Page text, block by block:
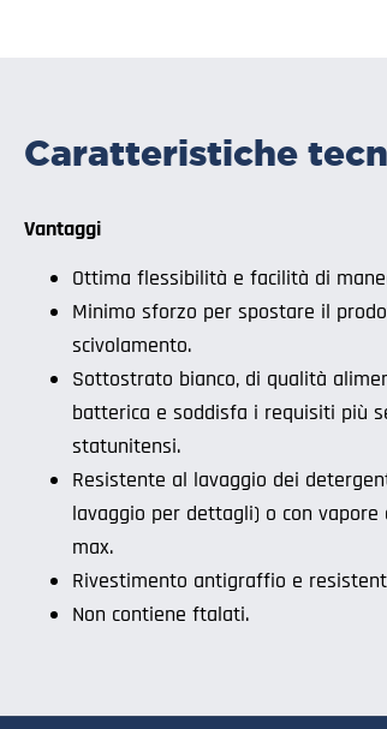
Caratteristiche
Vantaggi
Ottima flessibilità e facilità di
Minimo sforzo per spostare il
scivolamento.
Sottostrato bianco, di qualità
batterica e soddisfa i requisiti più
statunitensi.
Resistente al lavaggio dei
lavaggio per dettagli) o con vapore
max.
Rivestimento antigraffio e
Non contiene ftalati.